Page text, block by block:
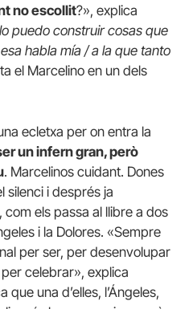
no escollit?», explica
puedo construir cosas que
habla mía / a la que tanto
el Marcelino en un dels
ecletxa per on entra la
un infern gran, però
. Marcelinos cuidant. Dones
silenci i després ja
els passa al llibre a dos
i la Dolores. «Sempre
per ser, per desenvolupar
celebrar», explica
una d’elles, l’Ángeles,